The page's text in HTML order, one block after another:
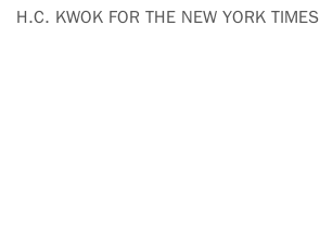
H.C. KWOK FOR THE NEW YORK TIMES